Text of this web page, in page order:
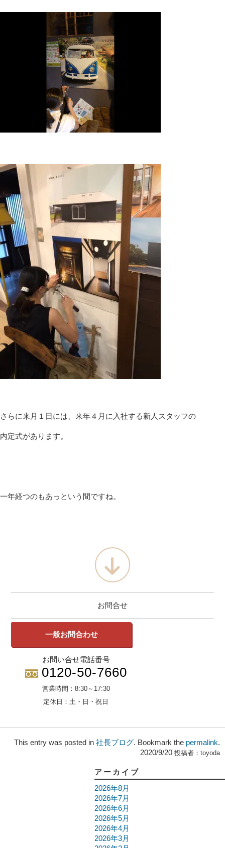
さらに来月１日には、来年４月に入社する新人スタッフの
内定式があります。
一年経つのもあっという間ですね。
お問合せ
一般お問合わせ
お問い合せ電話番号
0120-50-7660
営業時間： 8:30～17:30
定休日： 土・日・祝日
This entry was posted in 社長ブログ. Bookmark the permalink.
2020/9/20 投稿者： toyoda
アーカイブ
2026年8月
2026年7月
2026年6月
2026年5月
2026年4月
2026年3月